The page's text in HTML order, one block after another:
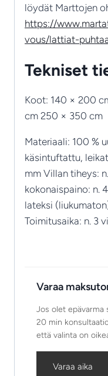
löydät Marttojen
https://
vous/lattiat-
Tekniset
Koot: 140 × 200
cm 250 × 350 cm
Materiaali: 100 %
käsintuftattu,
mm Villan tiheys:
kokonaispaino: n.
lateksi
Toimitusaika: n. 3
Varaa
Jos olet epävarma
20 min
että valinta on
Varaa aika